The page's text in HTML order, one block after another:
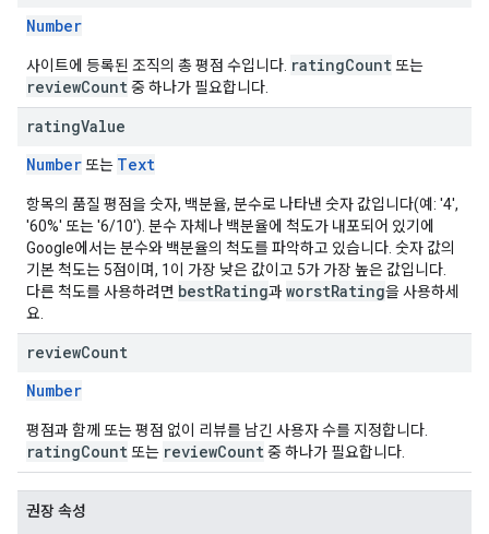
Number
사이트에 등록된 조직의 총 평점 수입니다. ratingCount 또는
reviewCount중 하나가 필요합니다.
ratingValue
Number 또는 Text
항목의 품질 평점을 숫자, 백분율, 분수로 나타낸 숫자 값입니다(예: '4',
'60%' 또는 '6/10'). 분수 자체나 백분율에 척도가 내포되어 있기에
Google에서는 분수와 백분율의 척도를 파악하고 있습니다. 숫자 값의
기본 척도는 5점이며, 1이 가장 낮은 값이고 5가 가장 높은 값입니다.
다른 척도를 사용하려면 bestRating과 worstRating을 사용하세
요.
reviewCount
Number
평점과 함께 또는 평점 없이 리뷰를 남긴 사용자 수를 지정합니다.
ratingCount 또는 reviewCount중 하나가 필요합니다.
권장 속성